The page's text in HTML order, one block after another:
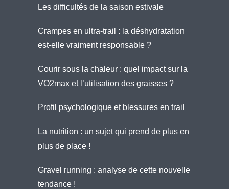
Les difficultés de la saison estivale
Crampes en ultra-trail : la déshydratation
est-elle vraiment responsable ?
Courir sous la chaleur : quel impact sur la
VO2max et l’utilisation des graisses ?
Profil psychologique et blessures en trail
La nutrition : un sujet qui prend de plus en
plus de place !
Gravel running : analyse de cette nouvelle
tendance !